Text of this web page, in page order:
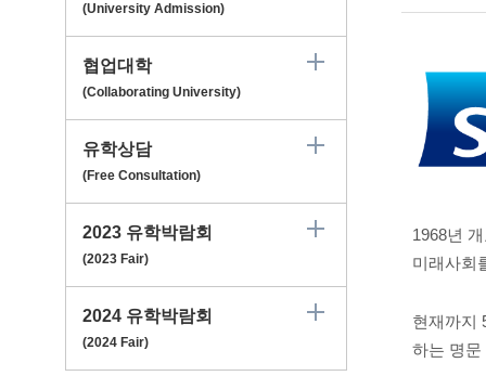
(University Admission)
협업대학
(Collaborating University)
유학상담
(Free Consultation)
2023 유학박람회
(2023 Fair)
2024 유학박람회
(2024 Fair)
1968년
미래사회
현재까지
하는 명문